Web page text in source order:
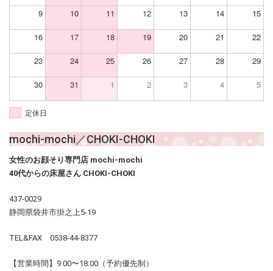
9 10 11 12 13 14 15
16 17 18 19 20 21 22
23 24 25 26 27 28 29
30 31 1 2 3 4 5
定休日
mochi-mochi／CHOKI-CHOKI
女性のお顔そり専門店 mochi-mochi
40代からの床屋さん CHOKI-CHOKI
437-0029
静岡県袋井市掛之上5-19
TEL&FAX 0538-44-8377
【営業時間】9:00〜18:00（予約優先制）